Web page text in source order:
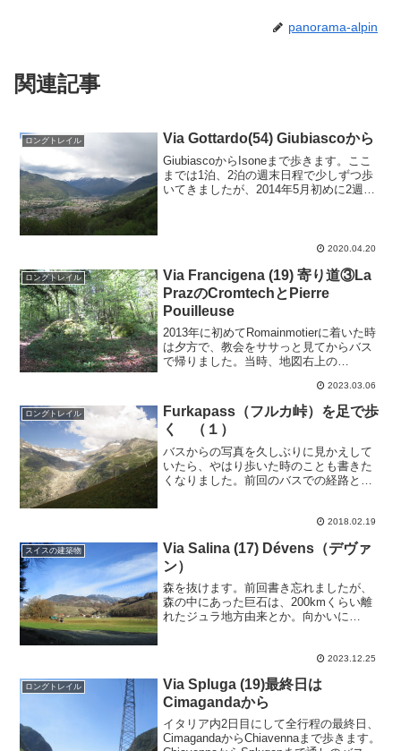
panorama-alpin
関連記事
ロングトレイル Via Gottardo(54) Giubiascoから
GiubiascoからIsoneまで歩きます。ここ
までは1泊、2泊の週末日程で少しずつ歩
いてきましたが、2014年5月初めに2週間
2020.04.20
ロングトレイル
Via Francigena (19) 寄り道③La
PrazのCromtechとPierre
Pouilleuse
2013年に初めてRomainmotierに着いた時
は夕方で、教会をササっと見てからバス
で帰りました。当時、地図右上の
通っていて、L'Isleからバスを乗り換えて
Cossonayの駅、...
2023.03.06
ロングトレイル
Furkapass（フルカ峠）を足で歩
く （１）
バスからの写真を久しぶりに見かえして
いたら、やはり歩いた時のことも書きた
くなりました。前回のバスでの経路とは
泊。ここはホテル、レストランとも多...
2018.02.19
スイスの建築物
Via Salina (17) Dévens（デヴァ
ン）
森を抜けます。前回書き忘れましたが、
森の中にあった巨石は、200kmくらい離
れたジュラ地方由来とか。向かいに
ン）という集落。Panexの塩鉱山から7.5
2023.12.25
ロングトレイル
Via Spluga (19)最終日は
Cimagandaから
イタリア内2日目にして全行程の最終日、
CimagandaからChiavennaまで歩きます。